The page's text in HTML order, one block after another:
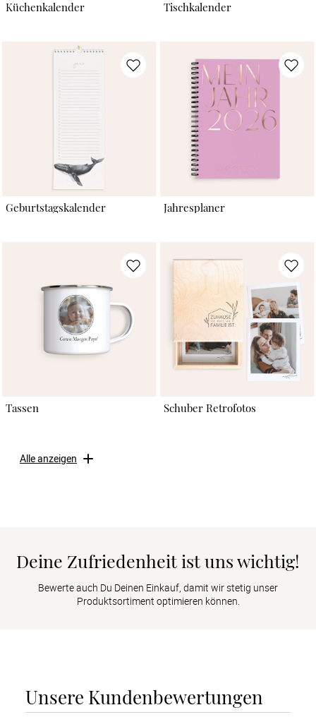
Küchenkalender Tischkalender
Geburtstagskalender Jahresplaner
Tassen Schuber Retrofotos
Alle anzeigen
Deine Zufriedenheit ist uns wichtig!
Bewerte auch Du Deinen Einkauf, damit wir stetig unser
Produktsortiment optimieren können.
Unsere Kundenbewertungen